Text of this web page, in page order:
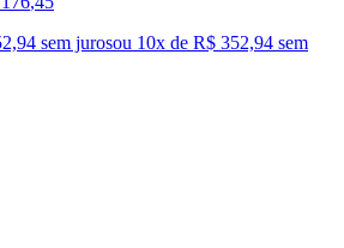
sem jurosou 10x de R$ 352,94 sem